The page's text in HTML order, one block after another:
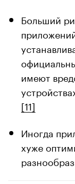
Больший
имеют
[11]
Иногда
хуже